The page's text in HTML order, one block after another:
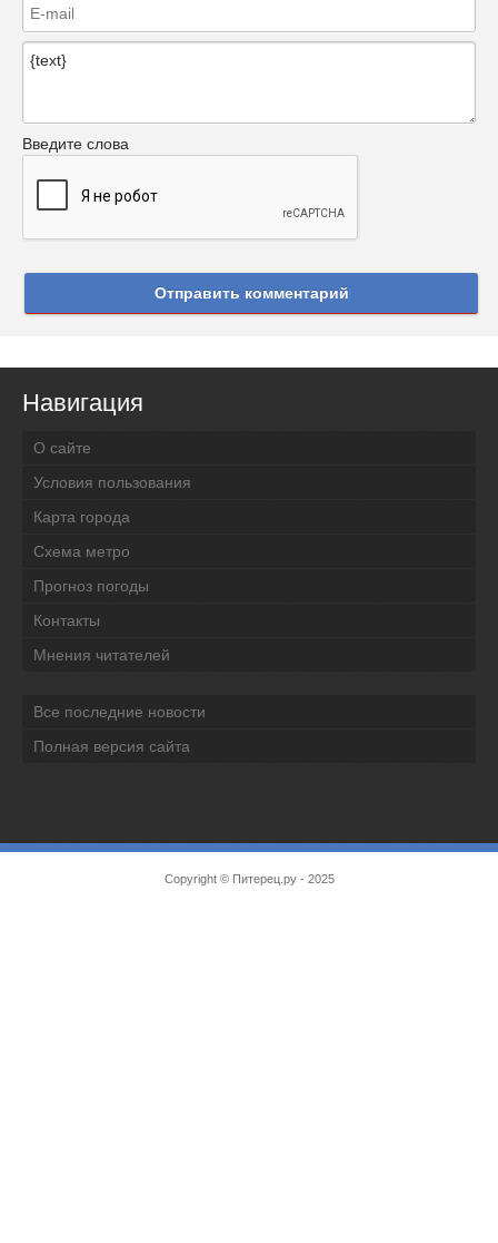
Введите слова
Отправить комментарий
Навигация
О сайте
Условия пользования
Карта города
Схема метро
Прогноз погоды
Контакты
Мнения читателей
Все последние новости
Полная версия сайта
Copyright © Питерец.ру- 2025